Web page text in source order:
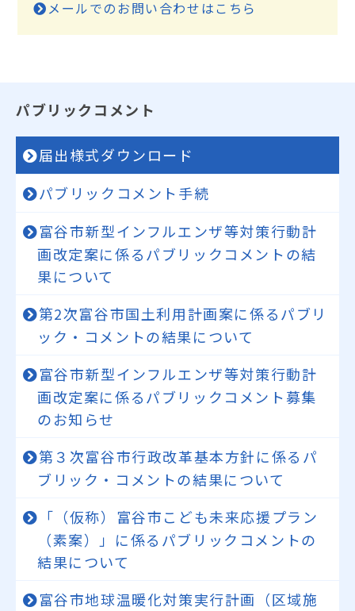
メールでのお問い合わせはこちら
パブリックコメント
届出様式ダウンロード
パブリックコメント手続
富谷市新型インフルエンザ等対策行動計
画改定案に係るパブリックコメントの結
果について
第2次富谷市国土利用計画案に係るパブリ
ック・コメントの結果について
富谷市新型インフルエンザ等対策行動計
画改定案に係るパブリックコメント募集
のお知らせ
第３次富谷市行政改革基本方針に係るパ
ブリック・コメントの結果について
「（仮称）富谷市こども未来応援プラン
（素案）」に係るパブリックコメントの
結果について
富谷市地球温暖化対策実行計画（区域施